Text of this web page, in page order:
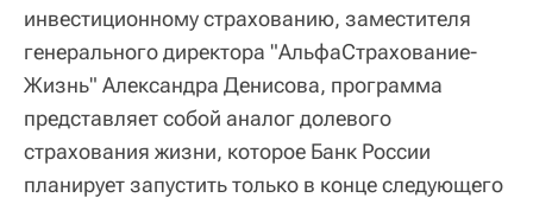
инвестиционному страхованию, заместителя
генерального директора "АльфаСтрахование-
Жизнь" Александра Денисова, программа
представляет собой аналог долевого
страхования жизни, которое Банк России
планирует запустить только в конце следующего